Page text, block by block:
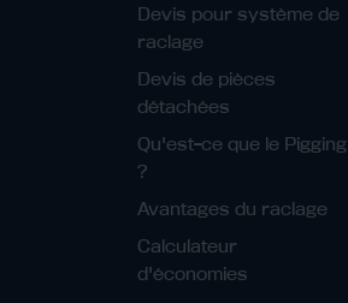
Devis pour système de
raclage
Devis de pièces
détachées
Qu'est-ce que le Pigging
?
Avantages du raclage
Calculateur
d'économies